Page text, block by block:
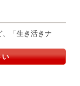
、「生き活きナ
い